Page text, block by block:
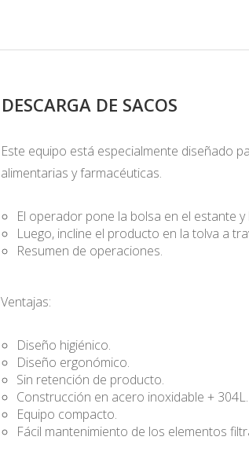
DESCARGA DE SACOS
Este equipo está especialmente diseñado
alimentarias y farmacéuticas.
El operador pone la bolsa en el estante y
Luego, incline el producto en la tolva a
Resumen de operaciones.
Ventajas:
Diseño higiénico.
Diseño ergonómico.
Sin retención de producto.
Construcción en acero inoxidable + 304L.
Equipo compacto.
Fácil mantenimiento de los elementos